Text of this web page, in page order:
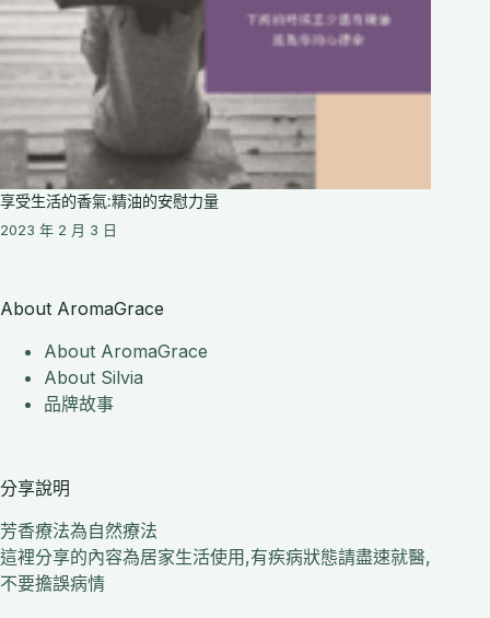
享受生活的香氣:精油的安慰力量
2023 年 2 月 3 日
About AromaGrace
About AromaGrace
About Silvia
品牌故事
分享說明
芳香療法為自然療法
這裡分享的內容為居家生活使用,有疾病狀態請盡速就醫,
不要擔誤病情